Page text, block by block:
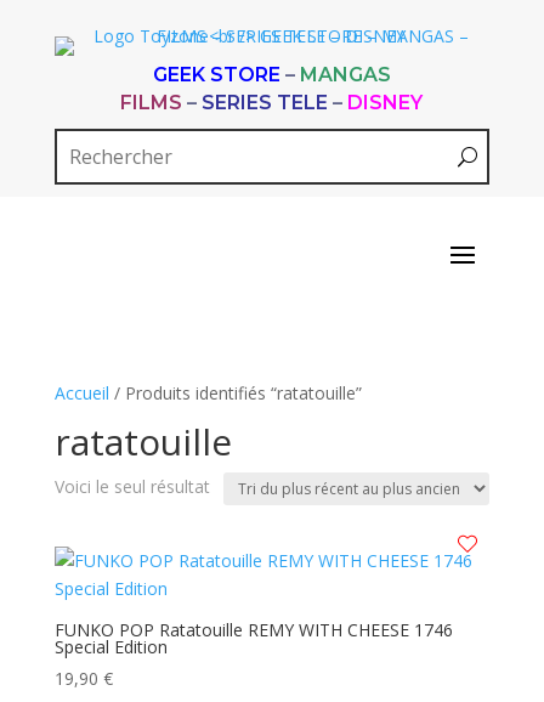
GEEK STORE – MANGAS
FILMS – SERIES TELE – DISNEY
Accueil / Produits identifiés “ratatouille”
ratatouille
Voici le seul résultat
FUNKO POP Ratatouille REMY WITH CHEESE 1746
Special Edition
19,90 €